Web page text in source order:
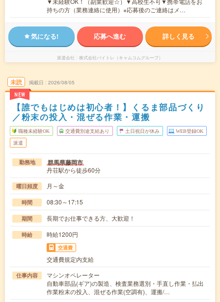
持ちの方（業務連絡に使用）※応募後のご連絡はメ…
気になる! 応募へ進む 詳しく見る
派遣会社 株式会社バイトレ（キャムコムグループ）
未読
NEW
掲載日 2026/08/05
【誰でもはじめは初心者！】くるま部品づくり
／粉末の投入・混ぜる作業・運搬
職種未経験OK 交通費別途支給あり 土日祝日が休み WEB登録OK
派遣
勤務地 群馬県藤岡市
丹荘駅から徒歩60分
曜日頻度 月～金
時間 08:30～17:15
期間 長期でお仕事できる方、大歓迎！
時給 時給1200円
交通費
交通費規定内支給
仕事内容
マシンオペレーター
自動車部品(ギア)の製造、検査業務選別・手直し作業・払出
作業粉末の投入、混ぜる作業(空調有)、運搬/…